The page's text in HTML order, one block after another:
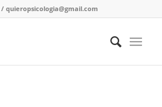
/quieropsicologia@gmail.com